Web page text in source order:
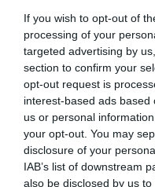
If you wish to opt-out of
processing of your
targeted advertising by
section to confirm your
opt-out request is
interest-based ads
us or personal
your opt-out. You may
disclosure of your
IAB’s list of downstream
also be disclosed by us
αντιλαμβάνονται
πίεση ώστε να
κοινότητα –στον
αδυνατούν να
συναισθήματά τους,
οποιαδήποτε
μοναξιά και στην
στις ανθυγιεινές